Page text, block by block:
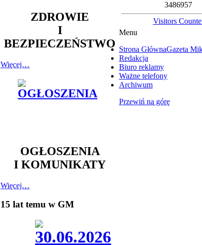
ZDROWIE
I
BEZPIECZEŃSTWO
Więcej…
OGŁOSZENIA
I KOMUNIKATY
Więcej…
15 lat temu w GM
3486957
Visitors
Menu
Strona GłównaGazeta
Redakcja
Biuro reklamy
Ważne telefony
Archiwum
Przewiń na górę